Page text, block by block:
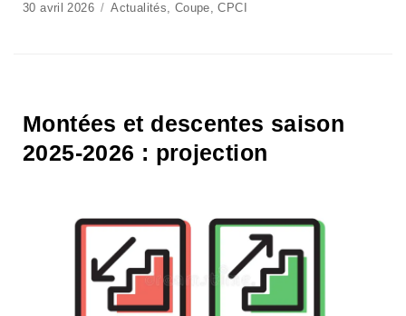
30 avril 2026 Actualités, Coupe,CPCI
Montées et descentes saison
2025-2026 : projection